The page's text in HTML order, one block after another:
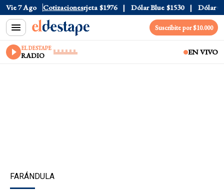
Vie 7 Ago Cotizaciones
$1520 Dólar Tarjeta $1976 Dólar Blue $1530 Dólar CCL
Suscribite por $10.000
EL DESTAPE
RADIO EN VIVO
FARÁNDULA